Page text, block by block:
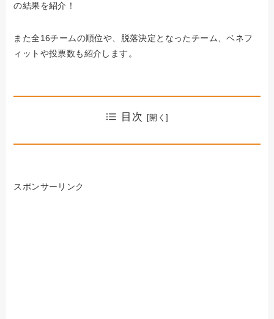
の結果を紹介！
また全16チームの順位や、脱落決定となったチーム、ベネフ
ィットや投票数も紹介します。
目次
スポンサーリンク